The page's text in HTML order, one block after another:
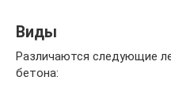
Виды
Различаются следующие
бетона: